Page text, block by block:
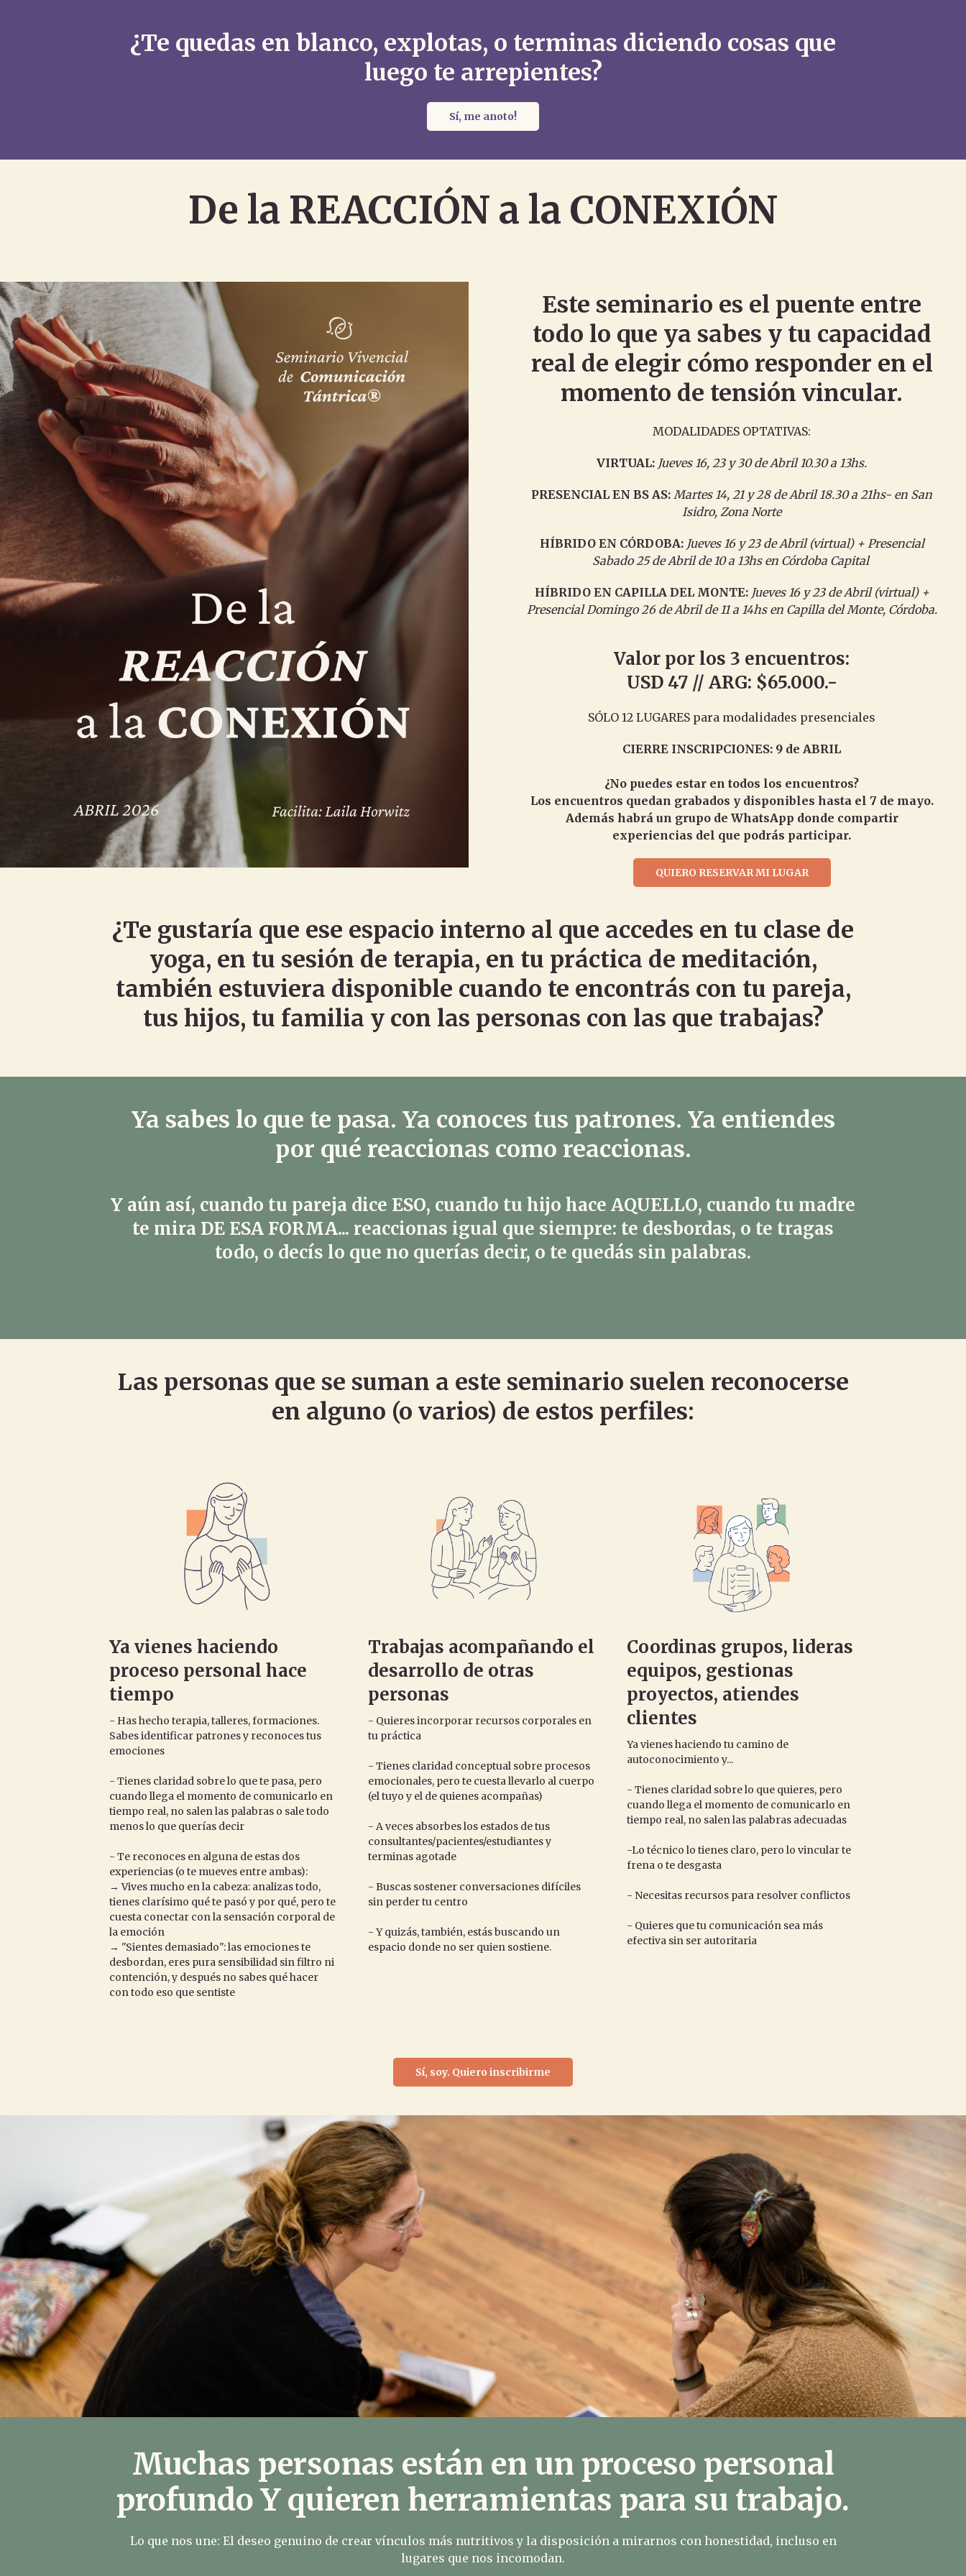
¿Te quedas en blanco, explotas, o terminas diciendo cosas que
luego te arrepientes?
Sí, me anoto!
De la REACCIÓN a la CONEXIÓN
Este seminario es el puente entre
todo lo que ya sabes y tu capacidad
real de elegir cómo responder en el
momento de tensión vincular.
MODALIDADES OPTATIVAS:
VIRTUAL: Jueves 16, 23 y 30 de Abril 10.30 a 13hs.
PRESENCIAL EN BS AS: Martes 14, 21 y 28 de Abril 18.30 a 21hs- en San
Isidro, Zona Norte
HÍBRIDO EN CÓRDOBA: Jueves 16 y 23 de Abril (virtual) + Presencial
Sabado 25 de Abril de 10 a 13hs en Córdoba Capital
HÍBRIDO EN CAPILLA DEL MONTE: Jueves 16 y 23 de Abril (virtual) +
Presencial Domingo 26 de Abril de 11 a 14hs en Capilla del Monte, Córdoba.
Valor por los 3 encuentros:
USD 47 // ARG: $65.000.-
SÓLO 12 LUGARES para modalidades presenciales
CIERRE INSCRIPCIONES: 9 de ABRIL
¿No puedes estar en todos los encuentros?
Los encuentros quedan grabados y disponibles hasta el 7 de mayo.
Además habrá un grupo de WhatsApp donde compartir
experiencias del que podrás participar.
QUIERO RESERVAR MI LUGAR
¿Te gustaría que ese espacio interno al que accedes en tu clase de
yoga, en tu sesión de terapia, en tu práctica de meditación,
también estuviera disponible cuando te encontrás con tu pareja,
tus hijos, tu familia y con las personas con las que trabajas?
Ya sabes lo que te pasa. Ya conoces tus patrones. Ya entiendes
por qué reaccionas como reaccionas.
Y aún así, cuando tu pareja dice ESO, cuando tu hijo hace AQUELLO, cuando tu madre
te mira DE ESA FORMA... reaccionas igual que siempre: te desbordas, o te tragas
todo, o decís lo que no querías decir, o te quedás sin palabras.
Las personas que se suman a este seminario suelen reconocerse
en alguno (o varios) de estos perfiles:
Ya vienes haciendo
proceso personal hace
tiempo
- Has hecho terapia, talleres, formaciones.
Sabes identificar patrones y reconoces tus
emociones
- Tienes claridad sobre lo que te pasa, pero
cuando llega el momento de comunicarlo en
tiempo real, no salen las palabras o sale todo
menos lo que querías decir
- Te reconoces en alguna de estas dos
experiencias (o te mueves entre ambas):
→ Vives mucho en la cabeza: analizas todo,
tienes clarísimo qué te pasó y por qué, pero te
cuesta conectar con la sensación corporal de
la emoción
→ "Sientes demasiado": las emociones te
desbordan, eres pura sensibilidad sin filtro ni
contención, y después no sabes qué hacer
con todo eso que sentiste
Trabajas acompañando el
desarrollo de otras
personas
- Quieres incorporar recursos corporales en
tu práctica
- Tienes claridad conceptual sobre procesos
emocionales, pero te cuesta llevarlo al cuerpo
(el tuyo y el de quienes acompañas)
- A veces absorbes los estados de tus
consultantes/pacientes/estudiantes y
terminas agotade
- Buscas sostener conversaciones difíciles
sin perder tu centro
- Y quizás, también, estás buscando un
espacio donde no ser quien sostiene.
Coordinas grupos, lideras
equipos, gestionas
proyectos, atiendes
clientes
Ya vienes haciendo tu camino de
autoconocimiento y...
- Tienes claridad sobre lo que quieres, pero
cuando llega el momento de comunicarlo en
tiempo real, no salen las palabras adecuadas
-Lo técnico lo tienes claro, pero lo vincular te
frena o te desgasta
- Necesitas recursos para resolver conflictos
- Quieres que tu comunicación sea más
efectiva sin ser autoritaria
Sí, soy. Quiero inscribirme
Muchas personas están en un proceso personal
profundo Y quieren herramientas para su trabajo.
Lo que nos une: El deseo genuino de crear vínculos más nutritivos y la disposición a mirarnos con honestidad, incluso en
lugares que nos incomodan.